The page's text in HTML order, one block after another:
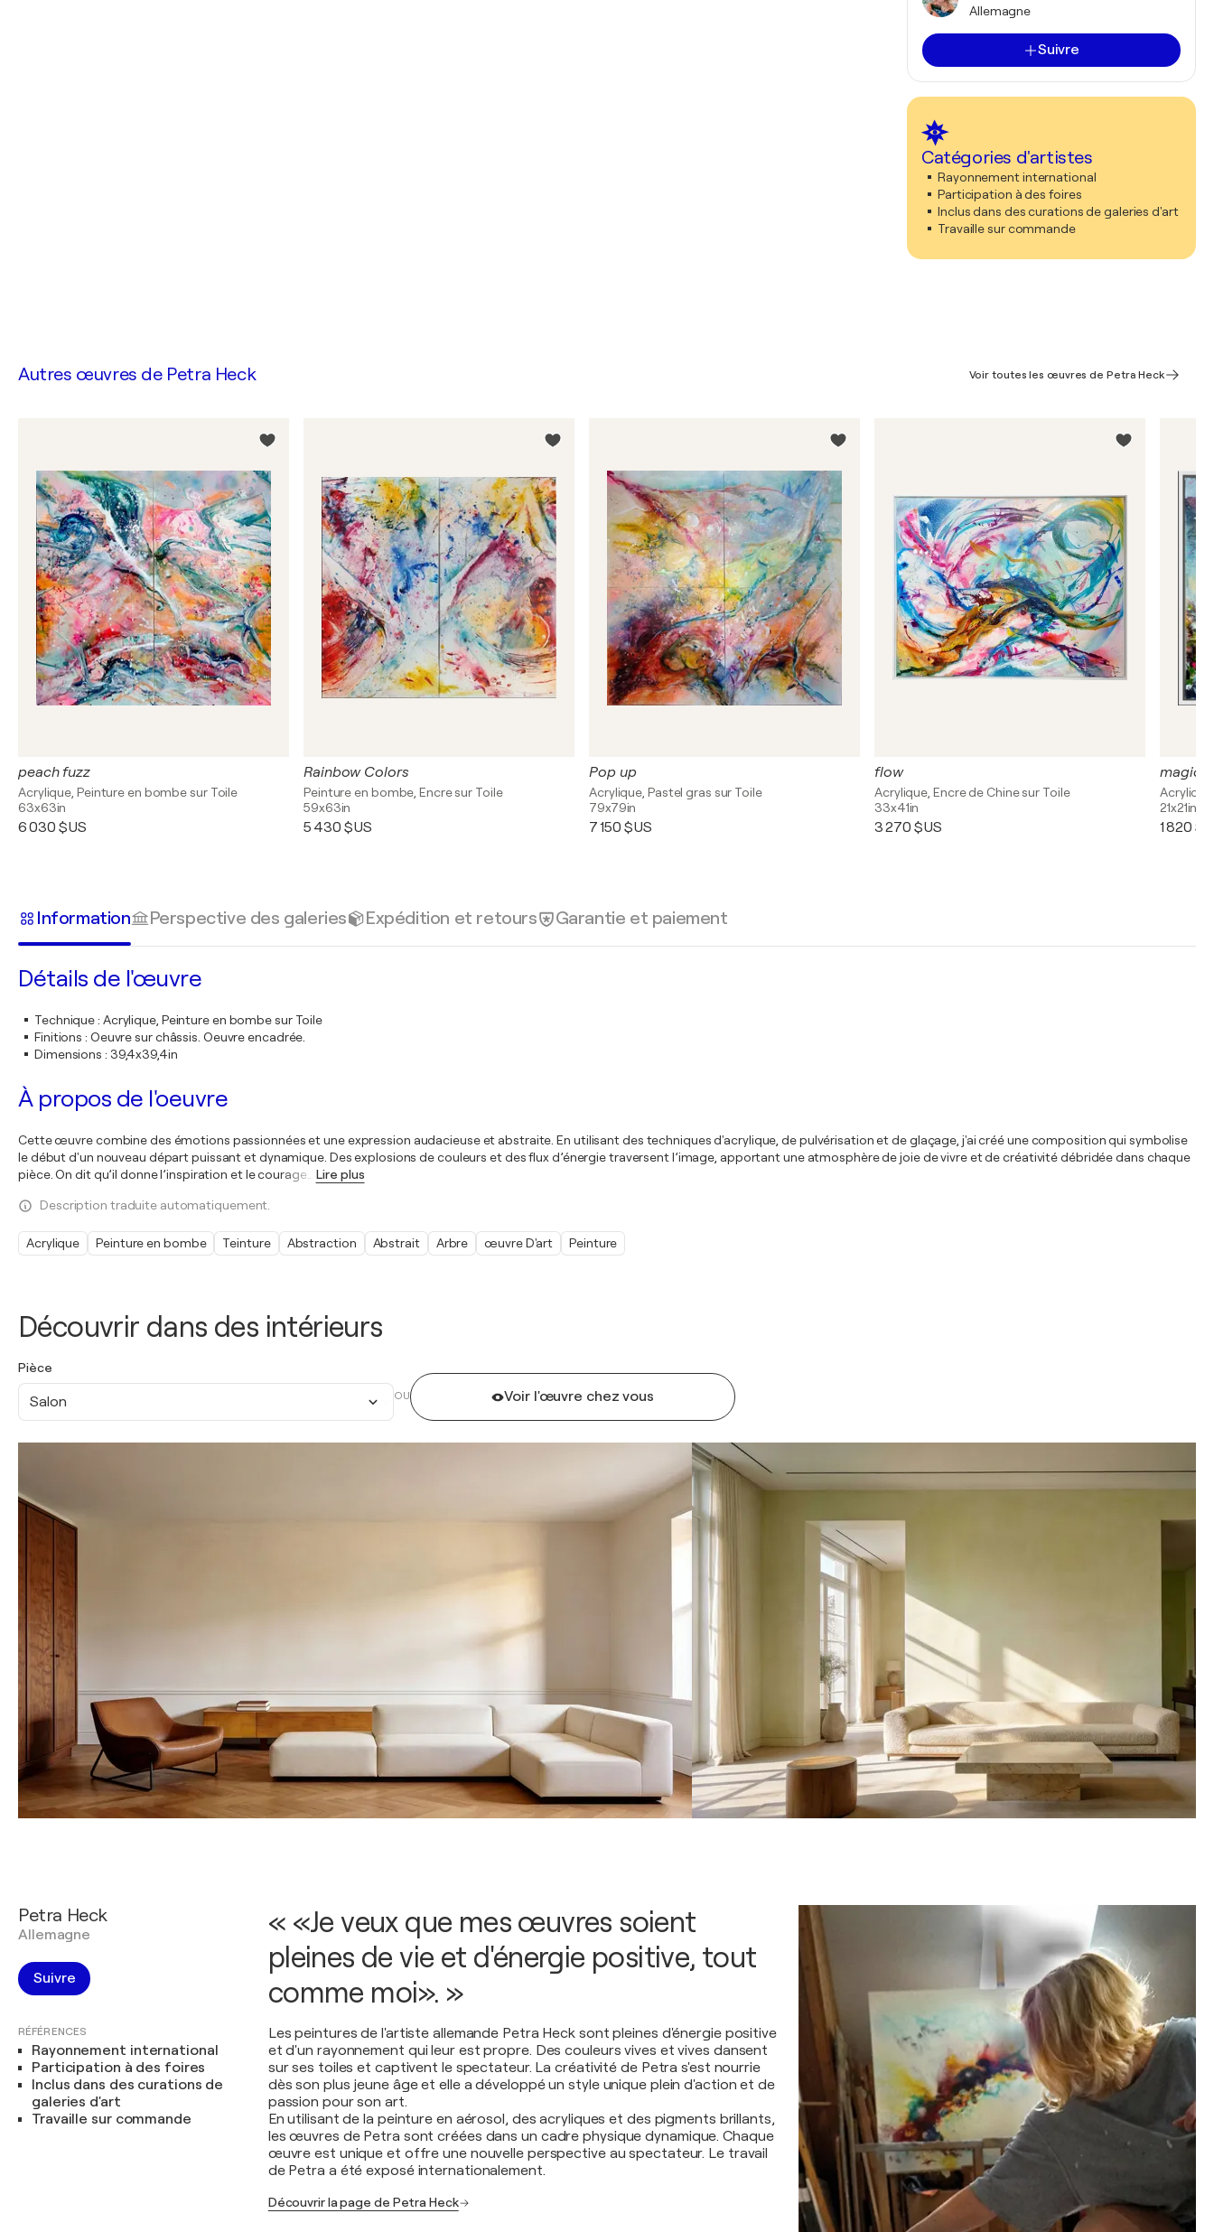
Allemagne
Suivre
Catégories d'artistes
Rayonnement international
Participation à des foires
Inclus dans des curations de galeries d'art
Travaille sur commande
Découvrir dans des intérieurs
Pièce
Salon OU Voir l'œuvre chez vous
Autres œuvres de Petra Heck Voir toutes les œuvres de Petra Heck
peach fuzz
Acrylique, Peinture en bombe sur Toile
63x63in
6 030 $US
Rainbow Colors
Peinture en bombe, Encre sur Toile
59x63in
5 430 $US
Pop up
Acrylique, Pastel gras sur Toile
79x79in
7 150 $US
flow
Acrylique, Encre de Chine sur Toile
33x41in
3 270 $US
magic
21x21in
1 820
Information Perspective des galeries Expédition et retours Garantie et paiement
Détails de l'œuvre
Technique: Acrylique, Peinture en bombe sur Toile
Finitions : Oeuvre sur châssis. Oeuvre encadrée.
Dimensions : 39,4x39,4in
À propos de l'oeuvre
Cette œuvre combine des émotions passionnées et une expression audacieuse et abstraite. En utilisant des techniques d'acrylique, de pulvérisation et de glaçage, j'ai créé une composition qui symbolise
le début d'un nouveau départ puissant et dynamique. Des explosions de couleurs et des flux d’énergie traversent l’image, apportant une atmosphère de joie de vivre et de créativité débridée dans chaque
pièce. On dit qu’il donne l’inspiration et le courage
Lire plus
Description traduite automatiquement.
Acrylique Peinture en bombe Teinture Abstraction Abstrait Arbre œuvre D'art Peinture
Petra Heck
Allemagne
Suivre
RÉFÉRENCES
Rayonnement international
Participation à des foires
Inclus dans des curations de
galeries d'art
Travaille sur commande
« «Je veux que mes œuvres soient
pleines de vie et d'énergie positive, tout
comme moi». »
Les peintures de l'artiste allemande Petra Heck sont pleines d'énergie positive
et d'un rayonnement qui leur est propre. Des couleurs vives et vives dansent
sur ses toiles et captivent le spectateur. La créativité de Petra s'est nourrie
dès son plus jeune âge et elle a développé un style unique plein d'action et de
passion pour son art.
En utilisant de la peinture en aérosol, des acryliques et des pigments brillants,
les œuvres de Petra sont créées dans un cadre physique dynamique. Chaque
œuvre est unique et offre une nouvelle perspective au spectateur. Le travail
de Petra a été exposé internationalement.
Découvrir la page de Petra Heck